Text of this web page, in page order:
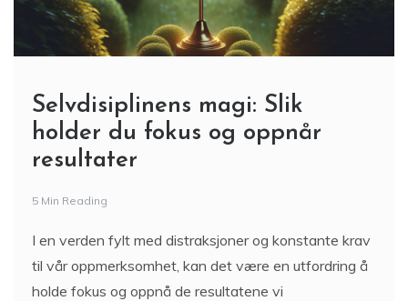
Selvdisiplinens magi: Slik
holder du fokus og oppnår
resultater
5 Min Reading
I en verden fylt med distraksjoner og konstante krav
til vår oppmerksomhet, kan det være en utfordring å
holde fokus og oppnå de resultatene vi